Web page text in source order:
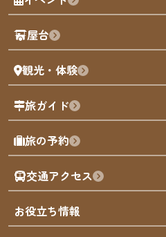
歴史・文化
観光カレンダー
観光PR動画
まち歩き
福岡グルメ
福岡を楽しむ
福岡のアート
福岡のナイトタイム
福岡の歴史・文化
サステナブルツーリズム
屋台
観光・体験
観る・遊ぶ
屋台
買う
体験
泊まる
旅ガイド
モデルコース
AIおまかせコース
オリジナルプラン
みんなの旅行記
旅の予約
交通アクセス
市内交通ガイド
お得なチケット
お役立ち情報